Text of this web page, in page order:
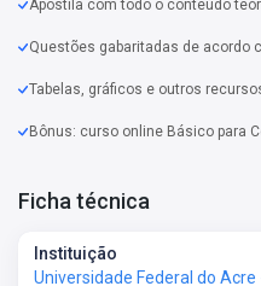
Apostila com todo o conteúdo
Questões gabaritadas de acordo
Tabelas, gráficos e outros
Bônus: curso online Básico para
Ficha técnica
Instituição
Universidade Federal do Acre